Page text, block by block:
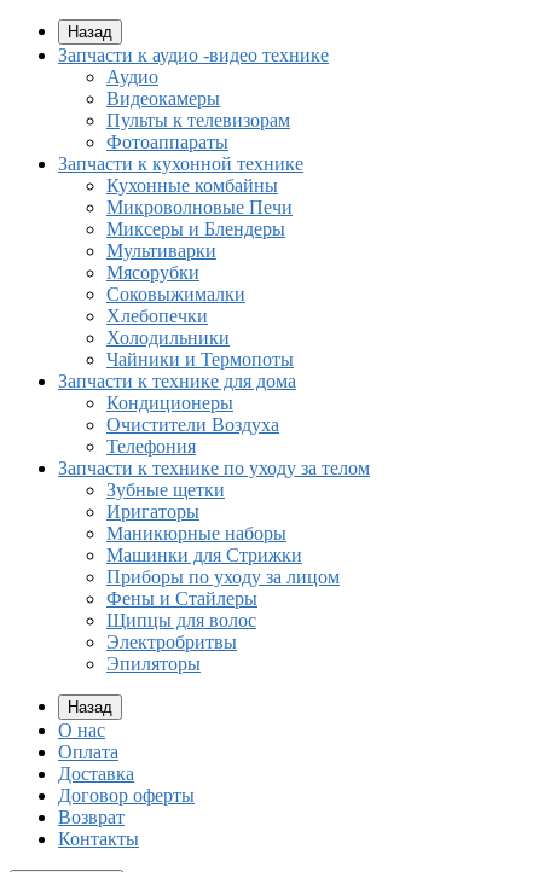
Назад
Запчасти к аудио -видео технике
Аудио
Видеокамеры
Пульты к телевизорам
Фотоаппараты
Запчасти к кухонной технике
Кухонные комбайны
Микроволновые Печи
Миксеры и Блендеры
Мультиварки
Мясорубки
Соковыжималки
Хлебопечки
Холодильники
Чайники и Термопоты
Запчасти к технике для дома
Кондиционеры
Очистители Воздуха
Телефония
Запчасти к технике по уходу за телом
Зубные щетки
Иригаторы
Маникюрные наборы
Машинки для Стрижки
Приборы по уходу за лицом
Фены и Стайлеры
Щипцы для волос
Электробритвы
Эпиляторы
Назад
О нас
Оплата
Доставка
Договор оферты
Возврат
Контакты